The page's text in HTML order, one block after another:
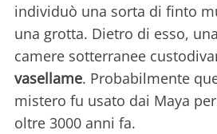
individuò una sorta di finto
una grotta. Dietro di esso,
camere sotterranee
vasellame. Probabilmente
mistero fu usato dai Maya
oltre 3000 anni fa.